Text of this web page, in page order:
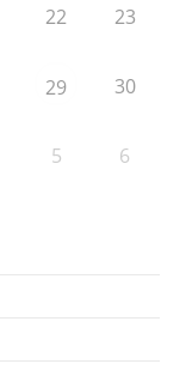
22 23
29 30
5 6